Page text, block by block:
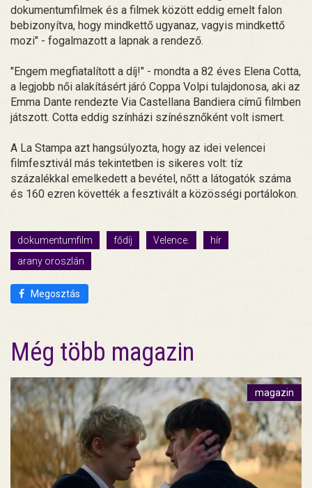
dokumentumfilmek és a filmek között eddig emelt falon
bebizonyítva, hogy mindkettő ugyanaz, vagyis mindkettő
mozi" - fogalmazott a lapnak a rendező.
"Engem megfiatalított a díj!" - mondta a 82 éves Elena Cotta,
a legjobb női alakításért járó Coppa Volpi tulajdonosa, aki az
Emma Dante rendezte Via Castellana Bandiera című filmben
játszott. Cotta eddig színházi színésznőként volt ismert.
A La Stampa azt hangsúlyozta, hogy az idei velencei
filmfesztivál más tekintetben is sikeres volt: tíz
százalékkal emelkedett a bevétel, nőtt a látogatók száma
és 160 ezren követték a fesztivált a közösségi portálokon.
dokumentumfilm fődíj Velence.
hír
arany oroszlán
Megosztás
Még több magazin
magazin